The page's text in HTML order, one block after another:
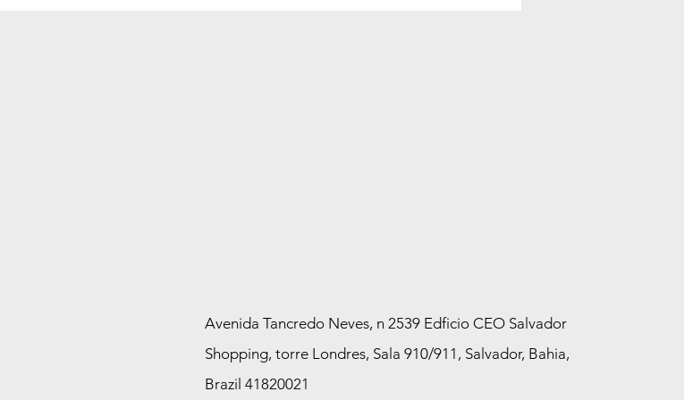
Avenida Tancredo Neves, n 2539 Edficio CEO Salvador
Shopping, torre Londres, Sala 910/911, Salvador, Bahia,
Brazil 41820021